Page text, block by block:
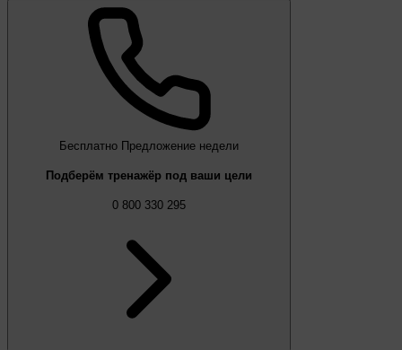
Бесплатно Предложение недели
Подберём тренажёр под ваши цели
0 800 330 295